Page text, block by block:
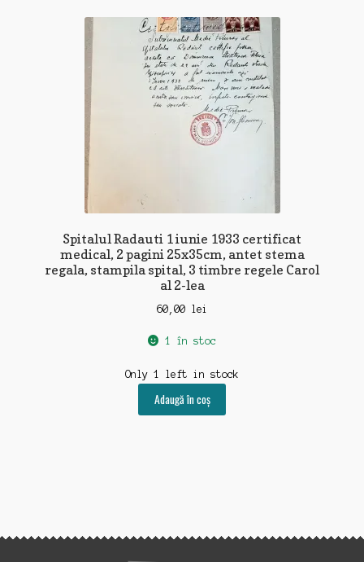
Spitalul Radauti 1 iunie 1933 certificat
medical, 2 pagini 25x35cm, antet stema
regala, stampila spital, 3 timbre regele Carol
al 2-lea
60,00 lei
1 în stoc
Only 1 left in stock
Adaugă în coș